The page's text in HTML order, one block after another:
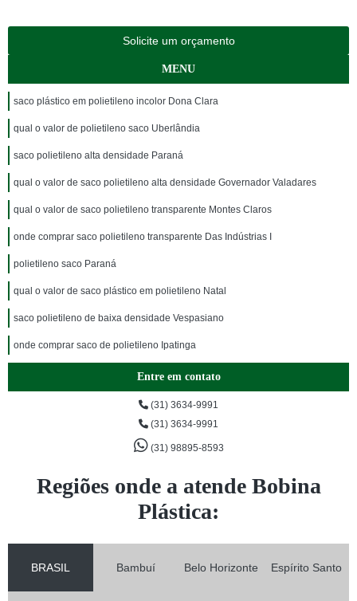
Solicite um orçamento
MENU
saco plástico em polietileno incolor Dona Clara
qual o valor de polietileno saco Uberlândia
saco polietileno alta densidade Paraná
qual o valor de saco polietileno alta densidade Governador Valadares
qual o valor de saco polietileno transparente Montes Claros
onde comprar saco polietileno transparente Das Indústrias I
polietileno saco Paraná
qual o valor de saco plástico em polietileno Natal
saco polietileno de baixa densidade Vespasiano
onde comprar saco de polietileno Ipatinga
Entre em contato
(31) 3634-9991
(31) 3634-9991
(31) 98895-8593
Regiões onde a atende Bobina
Plástica:
BRASIL Bambuí Belo Horizonte Espírito Santo